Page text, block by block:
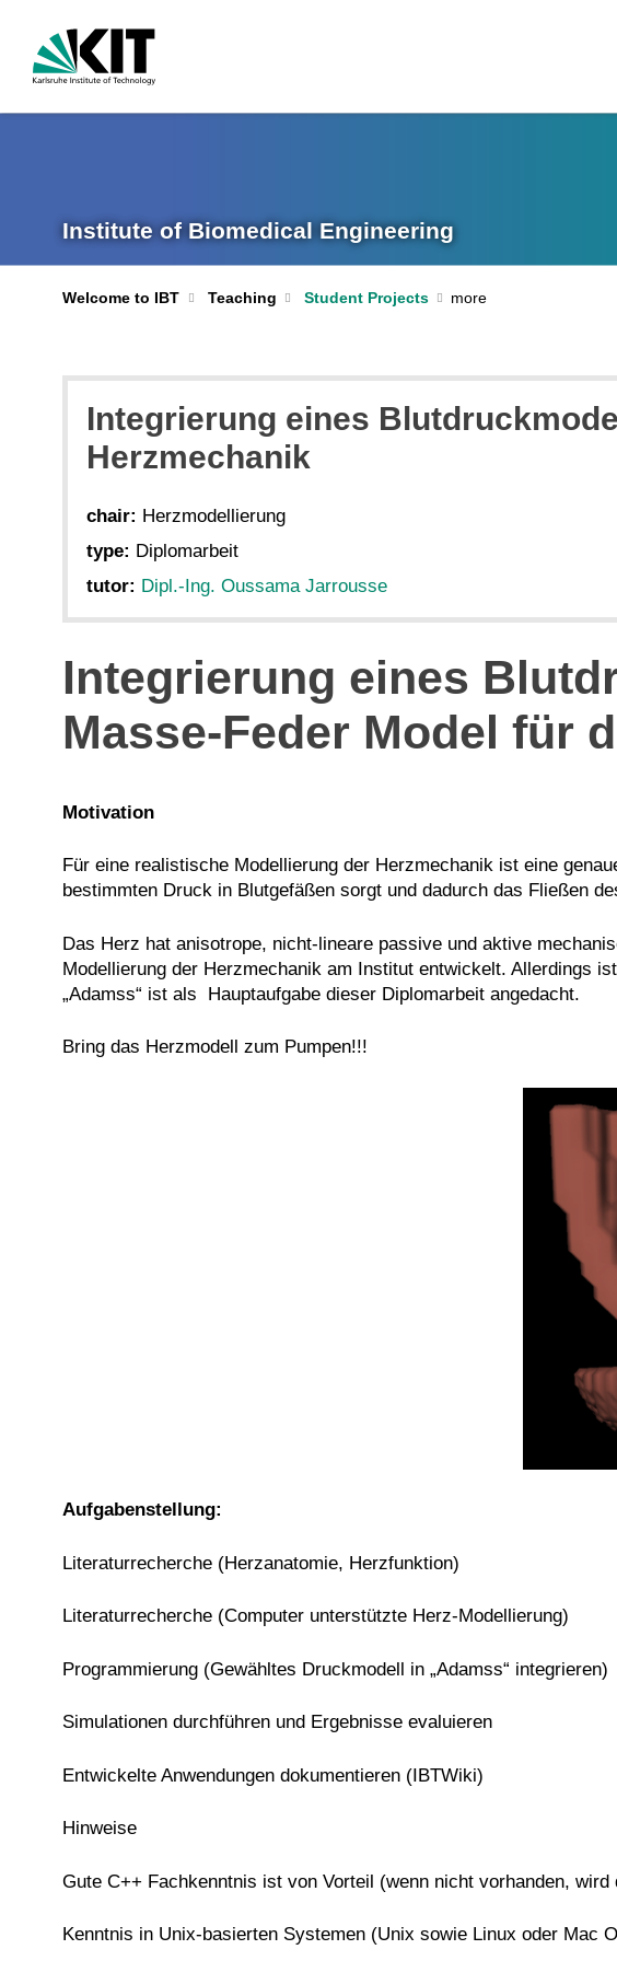
Institute of Biomedical Engineering
Welcome to IBT Teaching Student Projects
Integrierung eines
Herzmechanik
chair: Herzmodellierung
type: Diplomarbeit
tutor: Dipl.-Ing. Oussama Jarrousse
Integrierung eines
Masse-Feder Model für
Motivation
Für eine realistische Modellierung der Herzmechanik ist eine
bestimmten Druck in Blutgefäßen sorgt und dadurch das Fließen
Das Herz hat anisotrope, nicht-lineare passive und aktive
Modellierung der Herzmechanik am Institut entwickelt. Allerdings
„Adamss“ ist als Hauptaufgabe dieser Diplomarbeit angedacht.
Bring das Herzmodell zum Pumpen!!!
Aufgabenstellung:
Literaturrecherche (Herzanatomie, Herzfunktion)
Literaturrecherche (Computer unterstützte Herz-Modellierung)
Programmierung (Gewähltes Druckmodell in „Adamss“ integrieren)
Simulationen durchführen und Ergebnisse evaluieren
Entwickelte Anwendungen dokumentieren (IBTWiki)
Hinweise
Gute C++ Fachkenntnis ist von Vorteil (wenn nicht vorhanden,
Kenntnis in Unix-basierten Systemen (Unix sowie Linux oder Mac